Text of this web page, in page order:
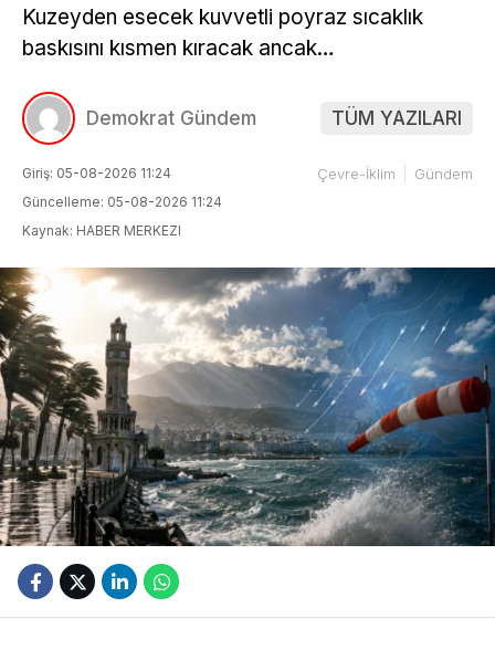
Kuzeyden esecek kuvvetli poyraz sıcaklık
baskısını kısmen kıracak ancak…
Demokrat Gündem TÜM YAZILARI
Giriş: 05-08-2026 11:24
Güncelleme: 05-08-2026 11:24
Kaynak: HABER MERKEZI
Çevre-İklim Gündem